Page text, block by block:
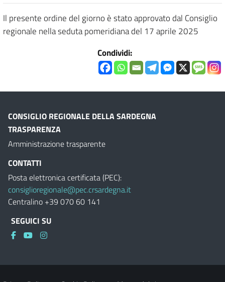
Il presente ordine del giorno è stato approvato dal Consiglio
regionale nella seduta pomeridiana del 17 aprile 2025
Condividi:
CONSIGLIO REGIONALE DELLA SARDEGNA
TRASPARENZA
Amministrazione trasparente
CONTATTI
Posta elettronica certificata (PEC):
consiglioregionale@pec.crsardegna.it
Centralino +39 070 60 141
SEGUICI SU